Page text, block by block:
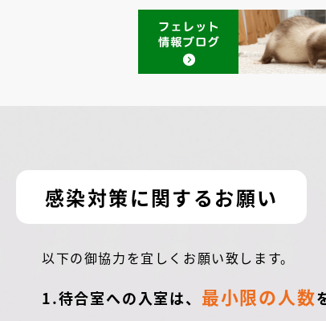
感染対策に関するお願い
以下の御協力を宜しくお願い致します。
1.待合室への入室は、 最小限の人数